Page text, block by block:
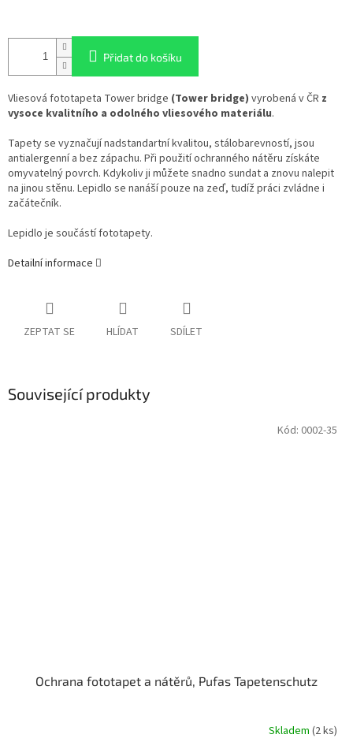
Přidat do košíku
Vliesová fototapeta Tower bridge (Tower bridge) vyrobená v ČR z
vysoce kvalitního a odolného vliesového materiálu.
Tapety se vyznačují nadstandartní kvalitou, stálobarevností, jsou
antialergenní a bez zápachu. Při použití ochranného nátěru získáte
omyvatelný povrch. Kdykoliv ji můžete snadno sundat a znovu nalepit
na jinou stěnu. Lepidlo se nanáší pouze na zeď, tudíž práci zvládne i
začátečník.
Lepidlo je součástí fototapety.
Detailní informace
ZEPTAT SE HLÍDAT SDÍLET
Související produkty
Ochrana fototapet a nátěrů, Pufas Tapetenschutz
Skladem (2 ks)
Kód: 0002-35